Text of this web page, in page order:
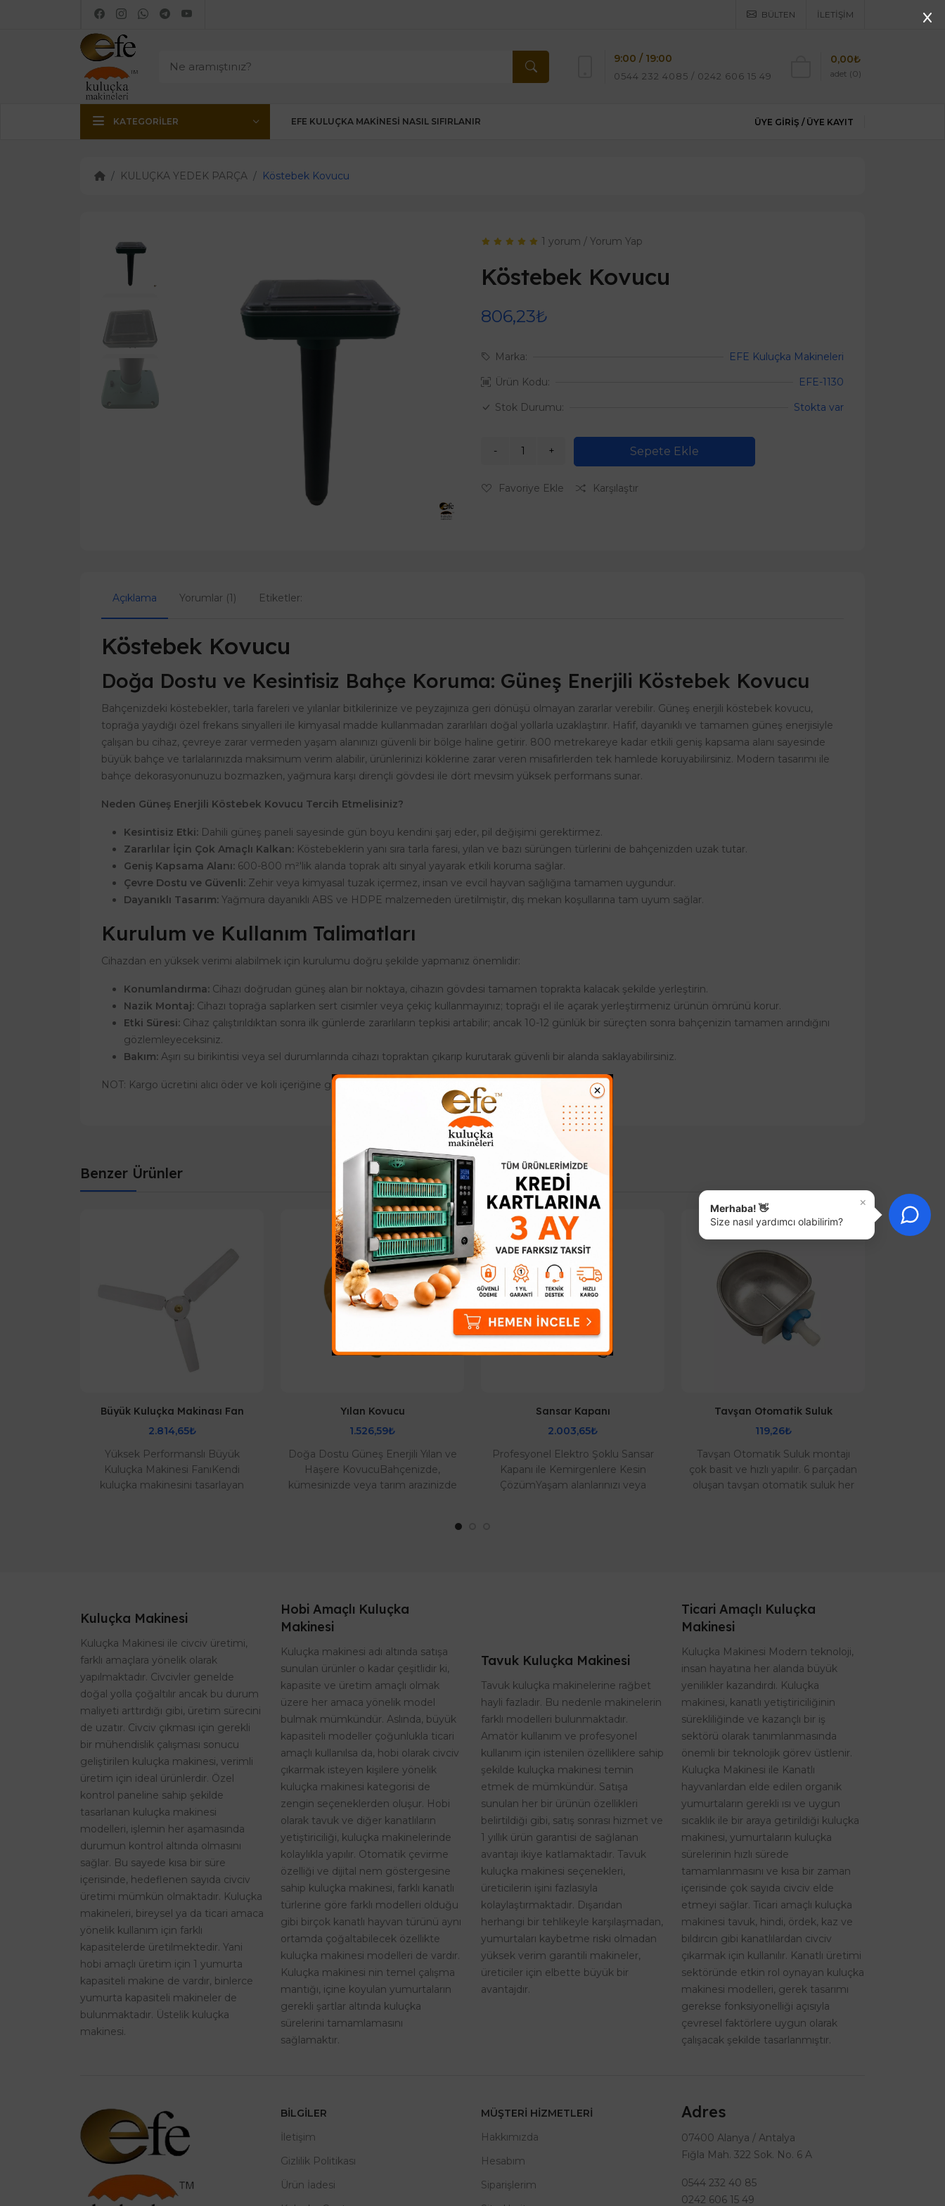
BÜLTEN İLETIŞIM
9:00 / 19:00
0544 232 4085 / 0242 606 15 49 adet (0)
0,00₺
KATEGORILER EFE KULUÇKA MAKINESI NASIL SIFIRLANIR ÜYE GIRIŞ / ÜYE KAYIT
KULUÇKA YEDEK PARÇA Köstebek Kovucu
1 yorum / Yorum Yap
Köstebek Kovucu
806,23₺
Marka:
EFE Kuluçka Makineleri
Ürün Kodu:
EFE-1130
Stok Durumu:
Stokta var
Sepete Ekle
Favoriye Ekle Karşılaştır
Açıklama Yorumlar (1) Etiketler:
Köstebek Kovucu
Doğa Dostu ve Kesintisiz Bahçe Koruma: Güneş Enerjili Köstebek Kovucu
Bahçenizdeki köstebekler, tarla fareleri ve yılanlar bitkilerinize ve peyzajınıza geri dönüşü olmayan zararlar verebilir. Güneş enerjili köstebek kovucu,
toprağa yaydığı özel frekans sinyalleri ile kimyasal madde kullanmadan zararlıları doğal yollarla uzaklaştırır. Hafif, dayanıklı ve tamamen güneş enerjisiyle
çalışan bu cihaz, çevreye zarar vermeden yaşam alanınızı güvenli bir bölge haline getirir. 800 metrekareye kadar etkili geniş kapsama alanı sayesinde
büyük bahçe ve tarlalarınızda maksimum verim alabilir, ürünlerinizi köklerine zarar veren misafirlerden tek hamlede koruyabilirsiniz. Modern tasarımı ile
bahçe dekorasyonunuzu bozmazken, yağmura karşı dirençli gövdesi ile dört mevsim yüksek performans sunar.
Neden Güneş Enerjili Köstebek Kovucu Tercih Etmelisiniz?
Kesintisiz Etki: Dahili güneş paneli sayesinde gün boyu kendini şarj eder, pil değişimi gerektirmez.
Zararlılar İçin Çok Amaçlı Kalkan: Köstebeklerin yanı sıra tarla faresi, yılan ve bazı sürüngen türlerini de bahçenizden uzak tutar.
Geniş Kapsama Alanı: 600-800 m²'lik alanda toprak altı sinyal yayarak etkili koruma sağlar.
Çevre Dostu ve Güvenli: Zehir veya kimyasal tuzak içermez, insan ve evcil hayvan sağlığına tamamen uygundur.
Dayanıklı Tasarım: Yağmura dayanıklı ABS ve HDPE malzemeden üretilmiştir, dış mekan koşullarına tam uyum sağlar.
Kurulum ve Kullanım Talimatları
Cihazdan en yüksek verimi alabilmek için kurulumu doğru şekilde yapmanız önemlidir:
Konumlandırma: Cihazı doğrudan güneş alan bir noktaya, cihazın gövdesi tamamen toprakta kalacak şekilde yerleştirin.
Nazik Montaj: Cihazı toprağa saplarken sert cisimler veya çekiç kullanmayınız; toprağı el ile açarak yerleştirmeniz ürünün ömrünü korur.
Etki Süresi: Cihaz çalıştırıldıktan sonra ilk günlerde zararlıların tepkisi artabilir; ancak 10-12 günlük bir süreçten sonra bahçenizin tamamen arındığını
gözlemleyeceksiniz.
Bakım: Aşırı su birikintisi veya sel durumlarında cihazı topraktan çıkarıp kurutarak güvenli bir alanda saklayabilirsiniz.
NOT: Kargo ücretini alıcı öder ve koli içeriğine göre değişken olabiliyor.
Benzer Ürünler
Büyük Kuluçka Makinası Fan
2.814,65₺
Yüksek Performanslı Büyük
Kuluçka Makinesi FanıKendi
kuluçka makinesini tasarlayan
Yılan Kovucu
1.526,59₺
Doğa Dostu Güneş Enerjili Yılan ve
Haşere KovucuBahçenizde,
kümesinizde veya tarım arazinizde
Sansar Kapanı
2.003,65₺
Profesyonel Elektro Şoklu Sansar
Kapanı ile Kemirgenlere Kesin
ÇözümYaşam alanlarınızı veya
Tavşan Otomatik Suluk
119,26₺
Tavşan Otomatik Suluk montajı
çok basit ve hızlı yapılır. 6 parçadan
oluşan tavşan otomatik suluk her
Kuluçka Makinesi
Kuluçka Makinesi ile civciv üretimi,
farklı amaçlara yönelik olarak
yapılmaktadır. Civcivler genelde
doğal yolla çoğaltılır ancak bu durum
maliyeti arttırdığı gibi, üretim sürecini
de uzatır. Civciv çıkması için gerekli
bir mühendislik çalışması sonucu
geliştirilen kuluçka makinesi, verimli
üretim için ideal ürünlerdir. Özel
kontrol paneline sahip şekilde
tasarlanan kuluçka makinesi
modelleri, işlemin her aşamasında
durumun kontrol altında olmasını
sağlar. Bu sayede kısa bir süre
içerisinde, hedeflenen sayıda civciv
üretimi mümkün olmaktadır. Kuluçka
makineleri, bireysel ya da ticari amaca
yönelik kullanım için farklı
kapasitelerde üretilmektedir. Yani
hobi amaçlı üretim için 1 yumurta
kapasiteli makine de vardır, binlerce
yumurta kapasiteli makineler de
bulunmaktadır. Üstelik kuluçka
makinesi.
Hobi Amaçlı Kuluçka
Makinesi
Kuluçka makinesi adı altında satışa
sunulan ürünler o kadar çeşitlidir ki,
kapasite ve üretim amaçlı olmak
üzere her amaca yönelik model
bulmak mümkündür. Aslında, büyük
kapasiteli modeller çoğunlukla ticari
amaçlı kullanılsa da, hobi olarak civciv
çıkarmak isteyen kişilere yönelik
kuluçka makinesi kategorisi de
zengin seçeneklerden oluşur. Hobi
olarak tavuk ve diğer kanatlıların
yetiştiriciliği, kuluçka makinelerinde
kolaylıkla yapılır. Otomatik çevirme
özelliği ve dijital nem göstergesine
sahip kuluçka makinesi, farklı kanatlı
türlerine göre farklı modelleri olduğu
gibi birçok kanatlı hayvan türünü aynı
ortamda çoğaltabilecek özellikte
kuluçka makinesi modelleri de vardır.
Kuluçka makinesi nin temel çalışma
mantığı, içine koyulan yumurtaların
gerekli şartlar altında kuluçka
sürelerini tamamlamasını
sağlamaktır.
Tavuk Kuluçka Makinesi
Tavuk kuluçka makinelerine rağbet
hayli fazladır. Bu nedenle makinelerin
farklı modelleri bulunmaktadır.
Amatör kullanım ve profesyonel
kullanım için istenilen özelliklere sahip
şekilde kuluçka makinesi temin
etmek de mümkündür. Satışa
sunulan her bir ürünün özellikleri
belirtildiği gibi, satış sonrası hizmet ve
1 yıllık ürün garantisi de sağlanan
avantajı ikiye katlamaktadır. Tavuk
kuluçka makinesi seçenekleri,
üreticilerin işini fazlasıyla
kolaylaştırmaktadır. Dışarıdan
herhangi bir tehlikeyle karşılaşmadan,
yumurtaları kaybetme riski olmadan
yüksek verim garantili makineler,
üreticiler için elbette büyük bir
avantajdır.
Ticari Amaçlı Kuluçka
Makinesi
Kuluçka Makinesi Modern teknoloji,
insan hayatına her alanda büyük
yenilikler kazandırdı. Kuluçka
makinesi, kanatlı yetiştiriciliğinin
sürekliliğinde ve kazançlı bir iş
sektörü olarak tanımlanmasında
önemli bir teknolojik görev üstlenir.
Kuluçka Makinesi ile Kanatlı
hayvanlardan elde edilen organik
yumurtaların gerekli ısı ve uygun
sıcaklık ile bir araya getirildiği kuluçka
makinesi, yumurtaların kuluçka
sürelerinin hızlı sürede
tamamlanmasını ve kısa bir zaman
içerisinde çok sayıda civciv elde
etmeyi sağlar. Ticari amaçlı kuluçka
makinesi tavuk, hindi, ördek, kaz ve
bıldırcın gibi kanatlılardan civciv
çıkarmak için kullanılır. Kanatlı üretimi
sektöründe etkin rol oynayan kuluçka
makinesi modelleri, gerek tasarımı
gerekse fonksiyonelliği açısıyla
çevresel faktörlere uygun olarak
çalışacak şekilde tasarlanmıştır.
BILGILER
İletişim
Gizlilik Politikası
Ürün İadesi
MÜŞTERI HIZMETLERI
Hakkımızda
Hesabım
Siparişlerim
Adres
07400 Alanya / Antalya
Fığla Mah. 322 Sok. No. 6 A
0544 232 40 85
0242 606 15 49
×
Merhaba! 👋
Size nasıl yardımcı olabilirim?